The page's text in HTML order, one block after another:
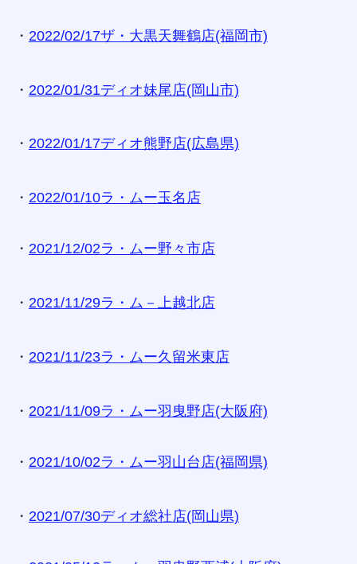
・ 2022/02/17ザ・大黒天舞鶴店(福岡市)
・ 2022/01/31ディオ妹尾店(岡山市)
・ 2022/01/17ディオ熊野店(広島県)
・ 2022/01/10ラ・ムー玉名店
・ 2021/12/02ラ・ムー野々市店
・ 2021/11/29ラ・ム－上越北店
・ 2021/11/23ラ・ムー久留米東店
・ 2021/11/09ラ・ムー羽曳野店(大阪府)
・ 2021/10/02ラ・ムー羽山台店(福岡県)
・ 2021/07/30ディオ総社店(岡山県)